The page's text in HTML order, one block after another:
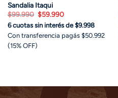
Sandalia Itaqui
$99.990 El
precio
original
era:
$99.990.
$59.990El
precio
actual
es:
$59.990.
6 cuotas sin interés de $9.998
Con transferencia pagás $50.992
(15% OFF)